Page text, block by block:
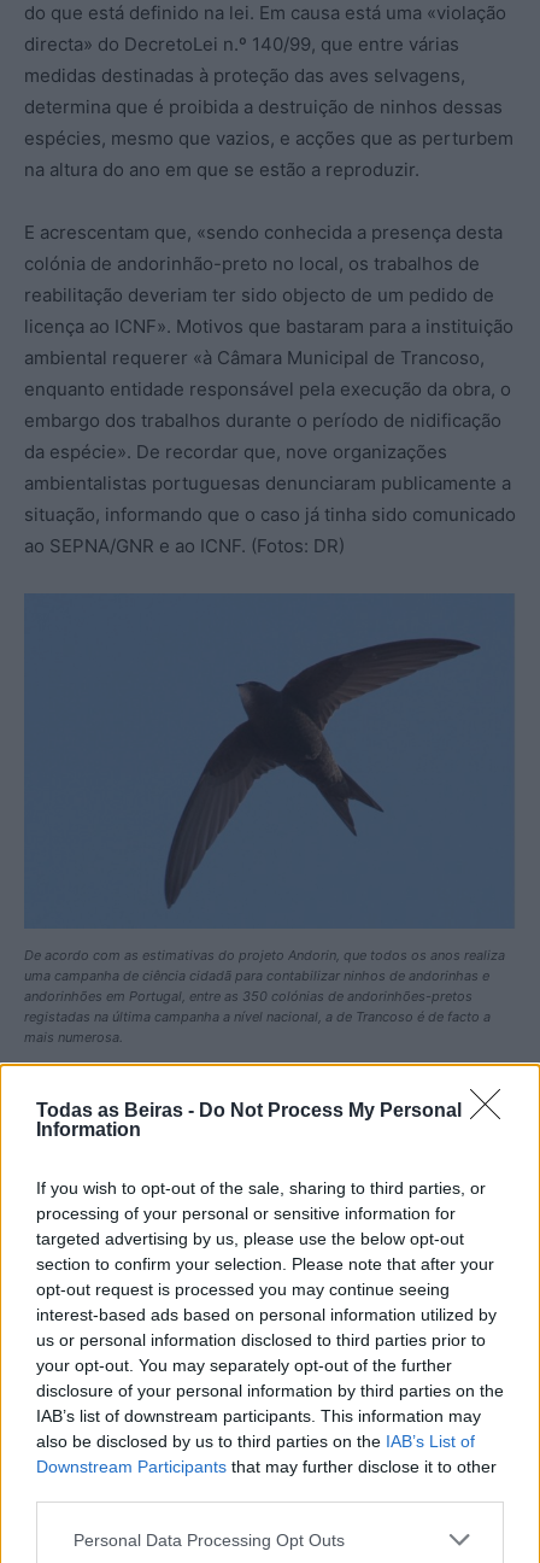
Todas as Beiras - Do Not Process My Personal
Information
If you wish to opt-out of the sale, sharing to third parties, or
processing of your personal or sensitive information for
targeted advertising by us, please use the below opt-out
section to confirm your selection. Please note that after your
opt-out request is processed you may continue seeing
interest-based ads based on personal information utilized by
us or personal information disclosed to third parties prior to
your opt-out. You may separately opt-out of the further
disclosure of your personal information by third parties on the
IAB’s list of downstream participants. This information may
also be disclosed by us to third parties on the IAB’s List of
Downstream Participants that may further disclose it to other
Personal Data Processing Opt Outs
do que está definido na lei. Em causa está uma «violação
directa» do DecretoLei n.º 140/99, que entre várias
medidas destinadas à proteção das aves selvagens,
determina que é proibida a destruição de ninhos dessas
espécies, mesmo que vazios, e acções que as perturbem
na altura do ano em que se estão a reproduzir.
E acrescentam que, «sendo conhecida a presença desta
colónia de andorinhão-preto no local, os trabalhos de
reabilitação deveriam ter sido objecto de um pedido de
licença ao ICNF». Motivos que bastaram para a instituição
ambiental requerer «à Câmara Municipal de Trancoso,
enquanto entidade responsável pela execução da obra, o
embargo dos trabalhos durante o período de nidificação
da espécie». De recordar que, nove organizações
ambientalistas portuguesas denunciaram publicamente a
situação, informando que o caso já tinha sido comunicado
ao SEPNA/GNR e ao ICNF. (Fotos: DR)
De acordo com as estimativas do projeto Andorin, que todos os anos realiza
uma campanha de ciência cidadã para contabilizar ninhos de andorinhas e
andorinhões em Portugal, entre as 350 colónias de andorinhões-pretos
registadas na última campanha a nível nacional, a de Trancoso é de facto a
mais numerosa.
Artigo anterior
CIM Beiras e Serra da Estrela
contará com mais de 800
operacionais no combate a
incêndios florestais na fase
mais crítica do Verão
Próximo artigo
Agostinho Silva é o novo
presidente da UGT/Guarda
Artigos Relacionados